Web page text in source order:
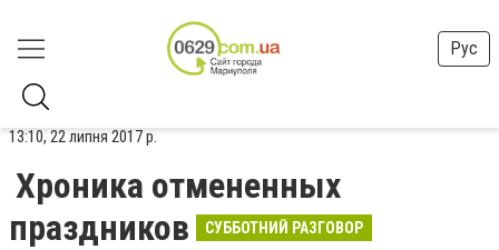
Рус
13:10, 22 липня 2017 р.
Хроника отмененных
праздников
СУББОТНИЙ РАЗГОВОР